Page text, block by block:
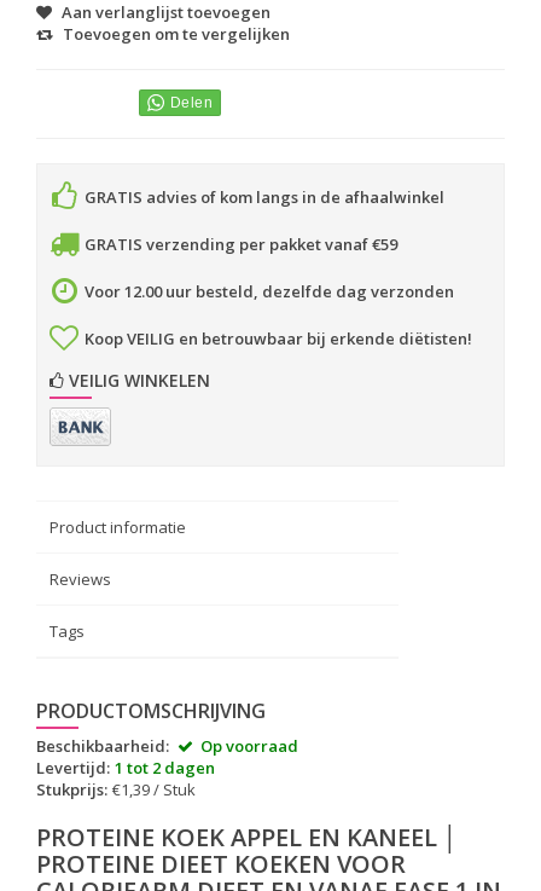
Aan verlanglijst toevoegen
Toevoegen om te vergelijken
GRATIS advies of kom langs in de afhaalwinkel
GRATIS verzending per pakket vanaf €59
Voor 12.00 uur besteld, dezelfde dag verzonden
Koop VEILIG en betrouwbaar bij erkende diëtisten!
VEILIG WINKELEN
Product informatie
Reviews
Tags
PRODUCTOMSCHRIJVING
Beschikbaarheid:
Op voorraad
Levertijd: 1 tot 2 dagen
Stukprijs: €1,39 / Stuk
PROTEINE KOEK APPEL EN KANEEL │
PROTEINE DIEET KOEKEN VOOR